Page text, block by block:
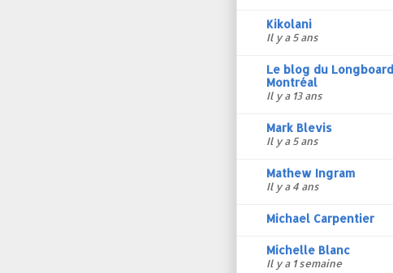
Kikolani
Il y a 5 ans
Le blog du
Montréal
Il y a 13 ans
Mark Blevis
Il y a 5 ans
Mathew Ingram
Il y a 4 ans
Michael Carpentier
Michelle Blanc
Il y a 1 semaine